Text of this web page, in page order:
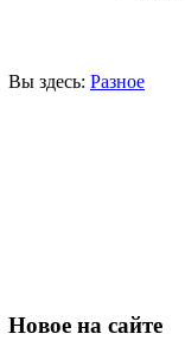
Вы здесь: Разное
Новое на сайте